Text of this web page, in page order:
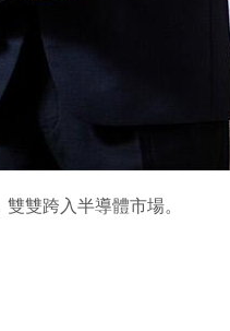
雙跨入半導體市場。